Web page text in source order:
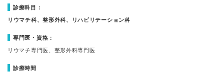
診療科目：
リウマチ科、整形外科、リハビリテーション科
専門医・資格：
リウマチ専門医、整形外科専門医
診療時間